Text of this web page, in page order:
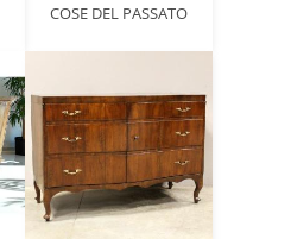
COSE DEL PASSATO